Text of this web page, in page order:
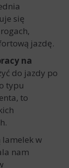
się
jazdę.
na
do jazdy po
typu
to
lamelek w
nam